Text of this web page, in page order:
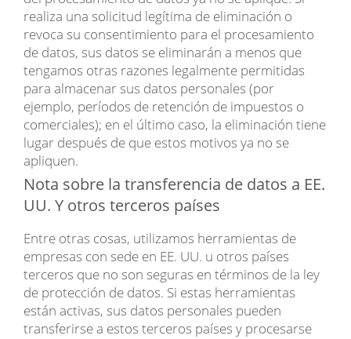
realiza una solicitud legítima de eliminación o
revoca su consentimiento para el procesamiento
de datos, sus datos se eliminarán a menos que
tengamos otras razones legalmente permitidas
para almacenar sus datos personales (por
ejemplo, períodos de retención de impuestos o
comerciales); en el último caso, la eliminación tiene
lugar después de que estos motivos ya no se
apliquen.
Nota sobre la transferencia de datos a EE.
UU. Y otros terceros países
Entre otras cosas, utilizamos herramientas de
empresas con sede en EE. UU. u otros países
terceros que no son seguras en términos de la ley
de protección de datos. Si estas herramientas
están activas, sus datos personales pueden
transferirse a estos terceros países y procesarse